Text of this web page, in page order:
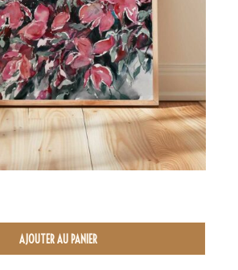
AJOUTER AU PANIER